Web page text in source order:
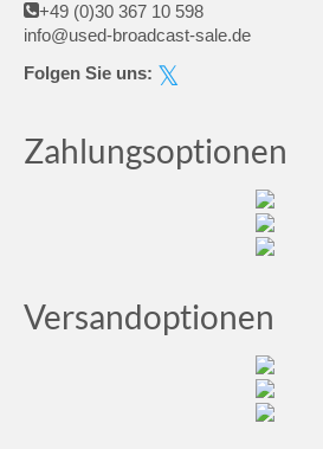
+49 (0)30 367 10 598
info@used-broadcast-sale.de
Folgen Sie uns:
Zahlungsoptionen
Versandoptionen